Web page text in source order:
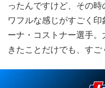
ったんですけど、その
ワフルな感じがすごく
ーナ・コストナー選手
きたことだけでも、すご